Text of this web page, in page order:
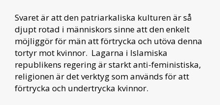
Svaret är att den patriarkaliska kulturen är så
djupt rotad i människors sinne att den enkelt
möjliggör för män att förtrycka och utöva denna
tortyr mot kvinnor. Lagarna i Islamiska
republikens regering är starkt anti-feministiska,
religionen är det verktyg som används för att
förtrycka och undertrycka kvinnor.